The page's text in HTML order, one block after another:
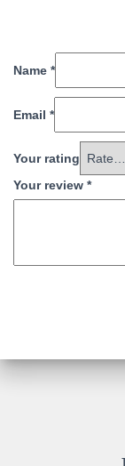
Name *
Email *
Your rating
Your review *